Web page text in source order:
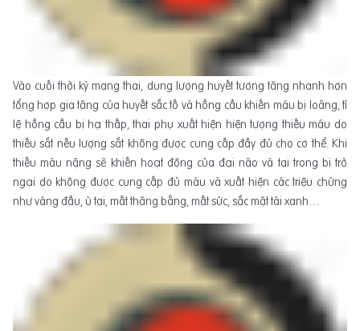
Vào cuối thời kỳ mang thai, dung lượng huyết tương tăng nhanh hơn
tổng hợp gia tăng của huyết sắc tố và hồng cầu khiến máu bị loãng, tỉ
lệ hồng cầu bị hạ thấp, thai phụ xuất hiện hiện tượng thiếu máu do
thiếu sắt nếu lượng sắt không được cung cấp đầy đủ cho cơ thể. Khi
thiếu máu nặng sẽ khiến hoạt động của đại não và tai trong bị trở
ngại do không được cung cấp đủ máu và xuất hiện các triệu chứng
như váng đầu, ù tai, mất thăng bằng, mất sức, sắc mặt tái xanh…